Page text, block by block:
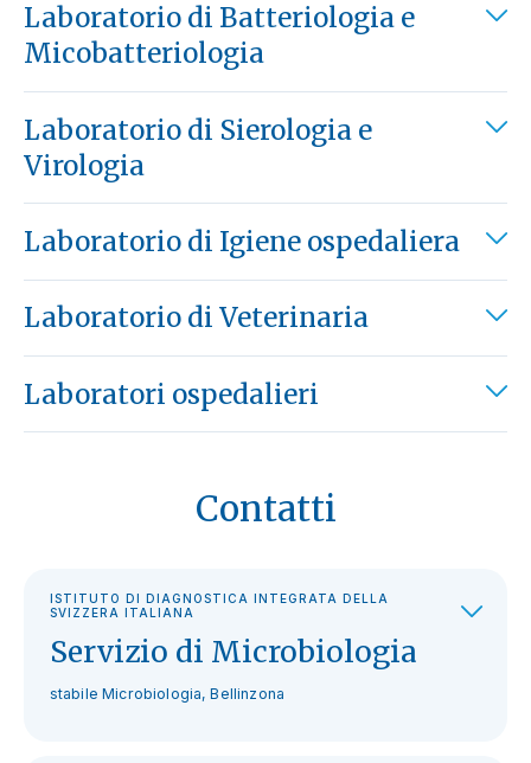
Laboratorio di Batteriologia e
Micobatteriologia
Laboratorio di Sierologia e
Virologia
Laboratorio di Igiene ospedaliera
Laboratorio di Veterinaria
Laboratori ospedalieri
Contatti
ISTITUTO DI DIAGNOSTICA INTEGRATA DELLA
SVIZZERA ITALIANA
Servizio di Microbiologia
stabile Microbiologia, Bellinzona